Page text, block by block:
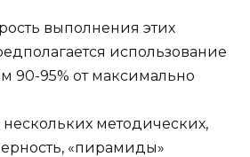
выполнения этих
использование
90-95% от максимально
методических,
«пирамиды»